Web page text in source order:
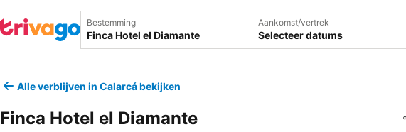
Bestemming Aankomst/vertrek
Selecteer datums
Alle verblijven in Calarcá bekijken
Finca Hotel el Diamante